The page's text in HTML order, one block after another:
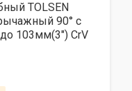
TOLSEN
90° с
103мм(3") CrV